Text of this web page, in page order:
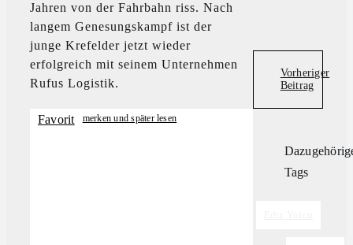
Jahren von der Fahrbahn riss. Nach
langem Genesungskampf ist der
junge Krefelder jetzt wieder
erfolgreich mit seinem Unternehmen
Rufus Logistik.
Vorheriger
Beitrag
Favorit
Tags